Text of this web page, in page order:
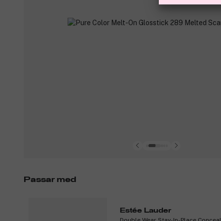
Passar med
Estée Lauder